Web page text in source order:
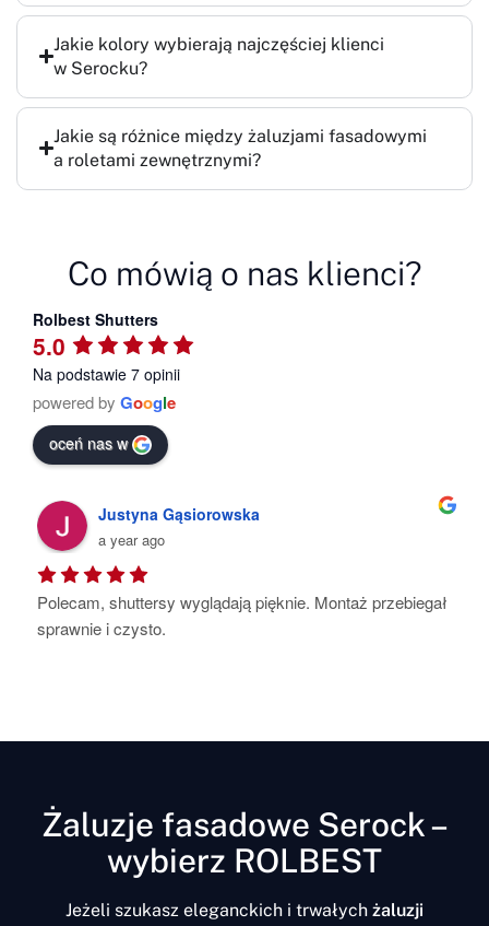
Jakie kolory wybierają najczęściej klienci
w Serocku?
Jakie są różnice między żaluzjami fasadowymi
a roletami zewnętrznymi?
Co mówią o nas klienci?
Rolbest Shutters
5.0
Na podstawie 7 opinii
powered by Google
oceń nas w
Gąsiorowska
wyglądają pięknie. Montaż przebiegał
Kat Ho-Su
Pełen
Żaluzje fasadowe Serock –
wybierz ROLBEST
Jeżeli szukasz eleganckich i trwałych żaluzji